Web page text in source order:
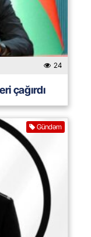
24
çağırdı
Gündəm